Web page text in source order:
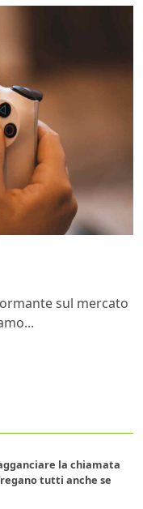
sul mercato
la chiamata
tutti anche se